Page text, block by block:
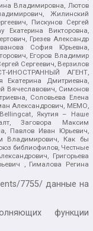
Владимировна, Лютов
Жилинский
Пискунов Сергей
Екатерина Викторовна,
Грезев Александр
София Юрьевна,
Егоров Владимир
Сергеевич, Верзилов
ИНОСТРАННЫЙ АГЕНТ,
Екатерина Дмитриевна,
Вячеславович, Симонов
Соловьева Елена
Александрович, МЕМО,
Якутия – Наше
Заговора Максим
Павлов Иван Юрьевич,
Владимирович, Как бы
библиофилов, Честные
Григорьева
, Гималова Регина
7755/ данные на
функции